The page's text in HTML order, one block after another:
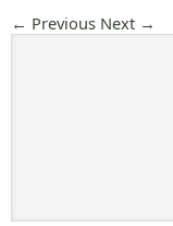
← Previous Next →